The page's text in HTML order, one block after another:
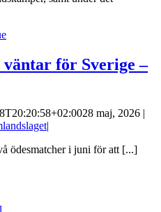
för Sverige –
28 maj, 2026 |
|
ödesmatcher i juni för att [...]